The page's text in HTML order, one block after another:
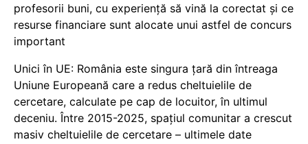
profesorii buni, cu experiență să vină la corectat și ce
resurse financiare sunt alocate unui astfel de concurs
important
Unici în UE: România este singura țară din întreaga
Uniune Europeană care a redus cheltuielile de
cercetare, calculate pe cap de locuitor, în ultimul
deceniu. Între 2015-2025, spațiul comunitar a crescut
masiv cheltuielile de cercetare – ultimele date